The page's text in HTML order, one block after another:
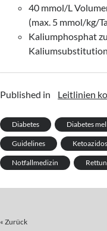
40 mmol/L
(max. 5 mmol/kg/
Kaliumphosphat
Published in Leitlinien
Diabetes Diabetes
Guidelines
Notfallmedizin
« Zurück